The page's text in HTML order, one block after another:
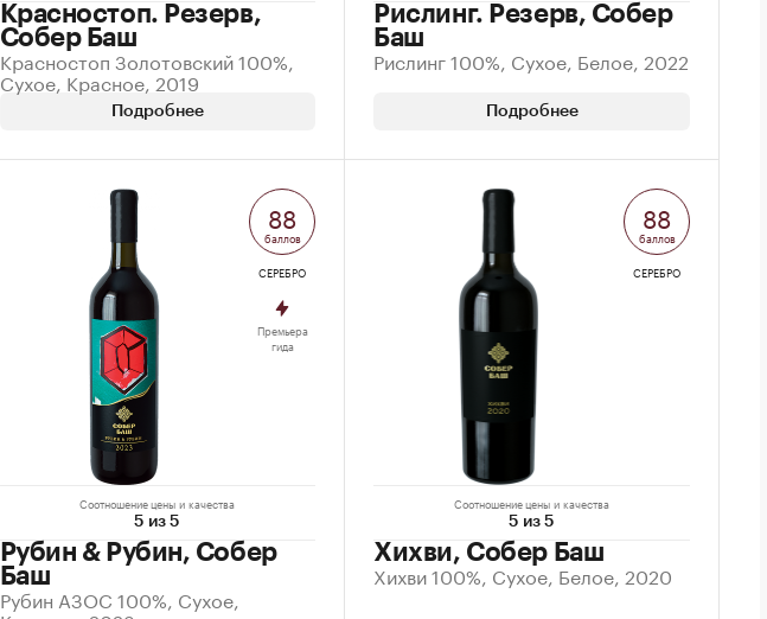
Красностоп. Резерв,
Собер Баш
Красностоп Золотовский 100%,
Сухое, Красное, 2019
Подробнее
Рислинг. Резерв, Собер
Баш
Рислинг 100%, Сухое, Белое, 2022
Подробнее
Соотношение цены и качества
5 из 5
Рубин & Рубин, Собер
Баш
Рубин АЗОС 100%, Сухое,
88
баллов
СЕРЕБРО
Премьера
гида
Соотношение цены и качества
5 из 5
Хихви, Собер Баш
Хихви 100%, Сухое, Белое, 2020
88
баллов
СЕРЕБРО